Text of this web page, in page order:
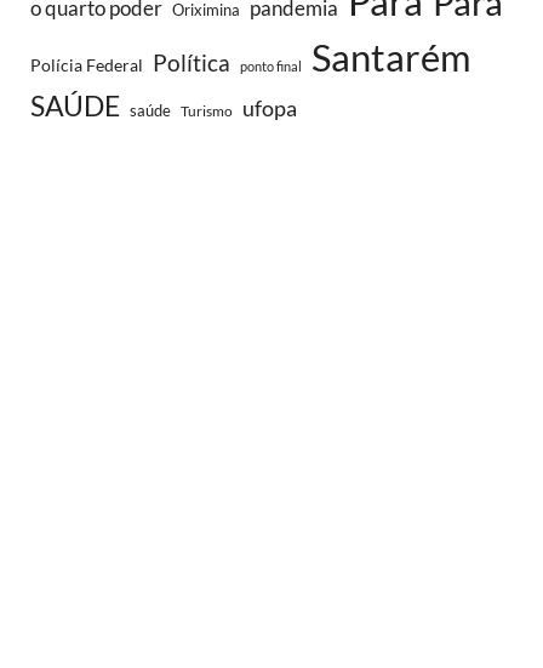
o quarto poder Oriximina pandemia
Polícia Federal Política ponto final Santarém
SAÚDE saúde Turismo ufopa